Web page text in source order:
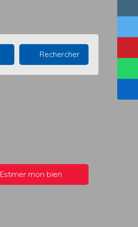
Rechercher
Estimer mon bien